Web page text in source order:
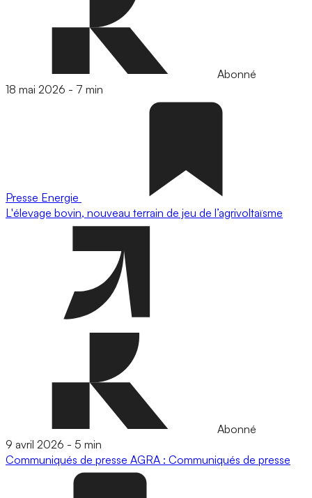
Abonné
18 mai 2026 - 7 min
Presse Energie
L'élevage bovin, nouveau terrain de jeu de l’agrivoltaïsme
Abonné
9 avril 2026 - 5 min
Communiqués de presse AGRA : Communiqués de presse